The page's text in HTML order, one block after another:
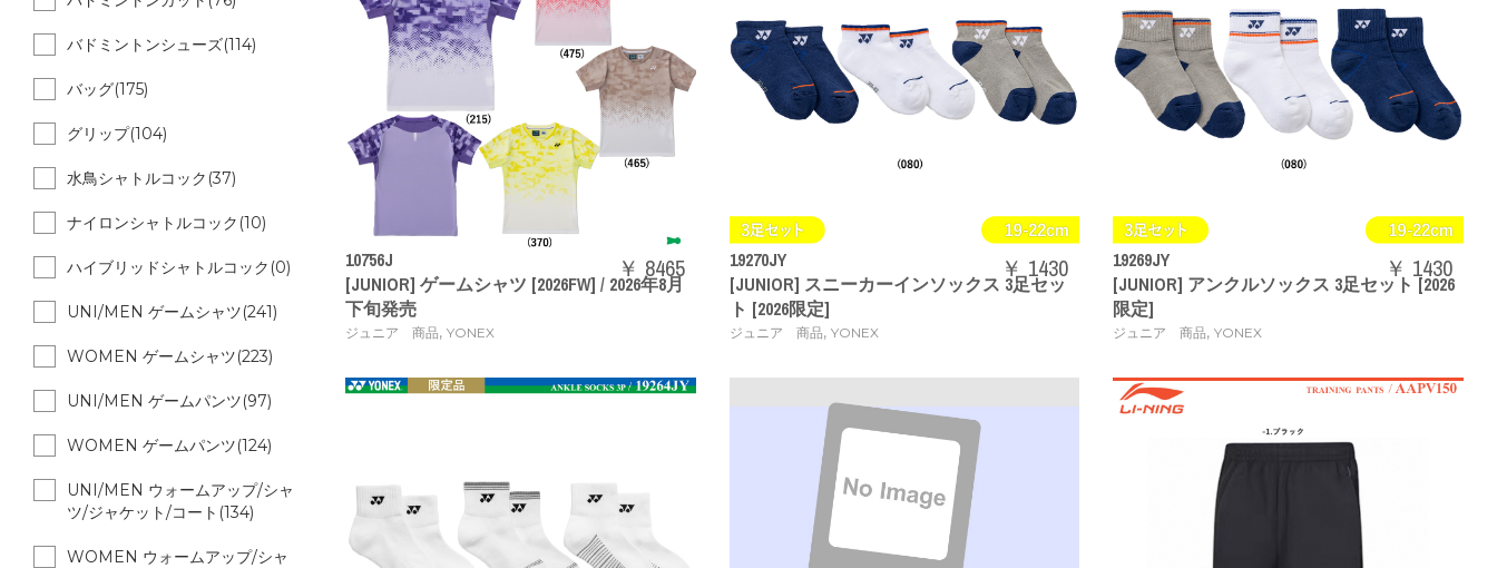
10756J
[JUNIOR] ゲームシャツ [2026FW] / 2026年8月
下旬発売
ジュニア 商品, YONEX
￥ 8465
19270JY
[JUNIOR] スニーカーインソックス 3足セッ
ト [2026限定]
ジュニア 商品, YONEX
￥ 1430
19269JY
[JUNIOR] アンクルソックス 3足セット [2026
限定]
ジュニア 商品,YONEX
￥ 1430
バドミントンシューズ(114)
バッグ(175)
グリップ(104)
水鳥シャトルコック(37)
ナイロンシャトルコック(10)
ハイブリッドシャトルコック(0)
UNI/MEN ゲームシャツ(241)
WOMEN ゲームシャツ(223)
UNI/MEN ゲームパンツ(97)
WOMEN ゲームパンツ(124)
UNI/MEN ウォームアップ/シャ
ツ/ジャケット/コート(134)
WOMEN ウォームアップ/シャ